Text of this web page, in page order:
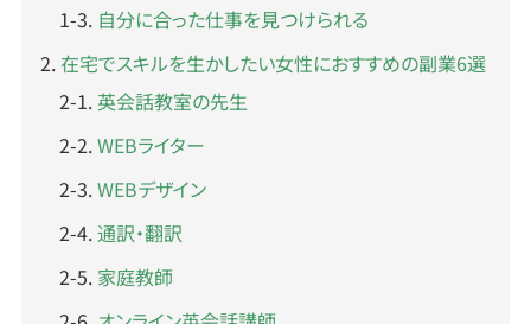
自分に合った仕事を見つけられる
在宅でスキルを生かしたい女性におすすめの副業6選
英会話教室の先生
WEBライター
WEBデザイン
通訳・翻訳
家庭教師